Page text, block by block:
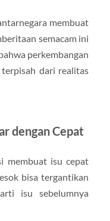
membuat
semacam ini
perkembangan
dari realitas
dengan Cepat
membuat isu cepat
bisa tergantikan
isu sebelumnya